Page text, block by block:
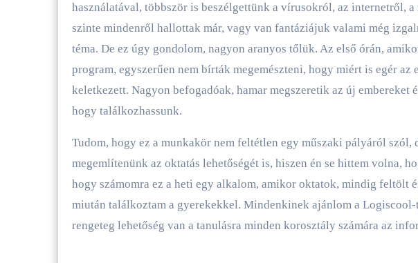
használatával, többször is beszélgettünk a vírusokról, az internetről,
szinte mindenről hallottak már, vagy van fantáziájuk valami még
téma. De ez úgy gondolom, nagyon aranyos tőlük. Az első órán,
program, egyszerűen nem bírták megemészteni, hogy miért is egér az
keletkezett. Nagyon befogadóak, hamar megszeretik az új embereket
hogy találkozhassunk.
Tudom, hogy ez a munkakör nem feltétlen egy műszaki pályáról szól,
megemlítenünk az oktatás lehetőségét is, hiszen én se hittem volna,
hogy számomra ez a heti egy alkalom, amikor oktatok, mindig feltölt
miután találkoztam a gyerekekkel. Mindenkinek ajánlom a
rengeteg lehetőség van a tanulásra minden korosztály számára az